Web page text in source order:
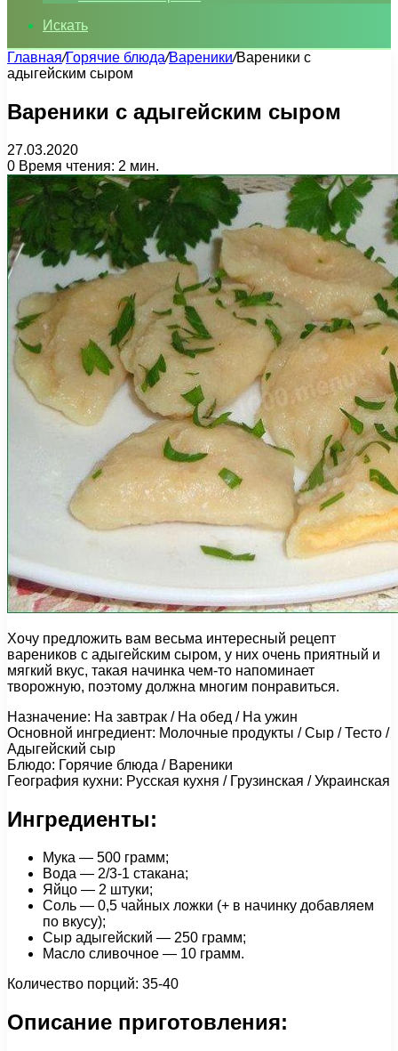
Искать
Главная/Горячие блюда/Вареники/Вареники с
адыгейским сыром
Вареники с адыгейским сыром
27.03.2020
0 Время чтения: 2 мин.
Хочу предложить вам весьма интересный рецепт
вареников с адыгейским сыром, у них очень приятный и
мягкий вкус, такая начинка чем-то напоминает
творожную, поэтому должна многим понравиться.
Назначение: На завтрак / На обед / На ужин
Основной ингредиент: Молочные продукты / Сыр / Тесто /
Адыгейский сыр
Блюдо: Горячие блюда / Вареники
География кухни: Русская кухня / Грузинская / Украинская
Ингредиенты:
Мука — 500 грамм;
Вода — 2/3-1 стакана;
Яйцо — 2 штуки;
Соль — 0,5 чайных ложки (+ в начинку добавляем
по вкусу);
Сыр адыгейский — 250 грамм;
Масло сливочное — 10 грамм.
Количество порций: 35-40
Описание приготовления: